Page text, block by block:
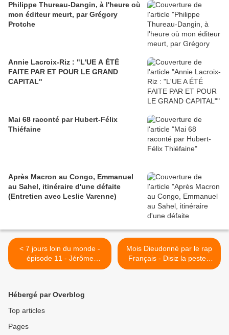
Philippe Thureau-Dangin, à l'heure où
mon éditeur meurt, par Grégory
Protche
Annie Lacroix-Riz : "L'UE A ÉTÉ
FAITE PAR ET POUR LE GRAND
CAPITAL"
Mai 68 raconté par Hubert-Félix
Thiéfaine
Après Macron au Congo, Emmanuel
au Sahel, itinéraire d'une défaite
(Entretien avec Leslie Varenne)
< 7 jours loin du monde -
épisode 11 - Jérôme
Reijasse (Case Départ,
Mois Dieudonné par le rap
Français - Disiz la peste :
MC Pikachou (Interlude) >
Hébergé par Overblog
Top articles
Pages